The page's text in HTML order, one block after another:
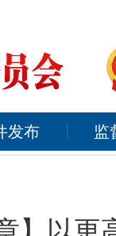
发布 监